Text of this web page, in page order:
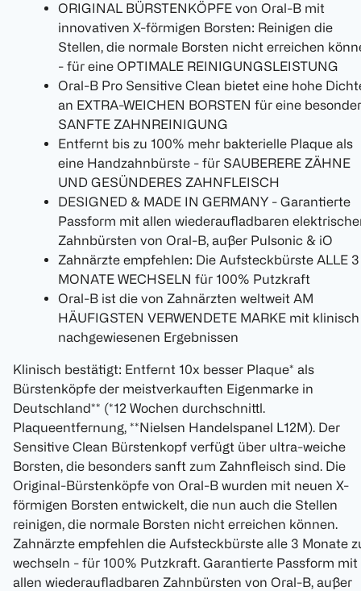
ORIGINAL BÜRSTENKÖPFE von Oral-B mit
innovativen X-förmigen Borsten: Reinigen die
Stellen, die normale Borsten nicht erreichen
- für eine OPTIMALE REINIGUNGSLEISTUNG
Oral-B Pro Sensitive Clean bietet eine hohe
an EXTRA-WEICHEN BORSTEN für eine
SANFTE ZAHNREINIGUNG
Entfernt bis zu 100% mehr bakterielle Plaque als
eine Handzahnbürste - für SAUBERERE ZÄHNE
UND GESÜNDERES ZAHNFLEISCH
DESIGNED & MADE IN GERMANY - Garantierte
Passform mit allen wiederaufladbaren
Zahnbürsten von Oral-B, außer Pulsonic & iO
Zahnärzte empfehlen: Die Aufsteckbürste ALLE 3
MONATE WECHSELN für 100% Putzkraft
Oral-B ist die von Zahnärzten weltweit AM
HÄUFIGSTEN VERWENDETE MARKE mit klinisch
nachgewiesenen Ergebnissen
Klinisch bestätigt: Entfernt 10x besser Plaque* als
Bürstenköpfe der meistverkauften Eigenmarke in
Deutschland** (*12 Wochen durchschnittl.
Plaqueentfernung, **Nielsen Handelspanel L12M). Der
Sensitive Clean Bürstenkopf verfügt über ultra-weiche
Borsten, die besonders sanft zum Zahnfleisch sind. Die
Original-Bürstenköpfe von Oral-B wurden mit neuen X-
förmigen Borsten entwickelt, die nun auch die Stellen
reinigen, die normale Borsten nicht erreichen können.
Zahnärzte empfehlen die Aufsteckbürste alle 3 Monate
wechseln - für 100% Putzkraft. Garantierte Passform mit
allen wiederaufladbaren Zahnbürsten von Oral-B, außer